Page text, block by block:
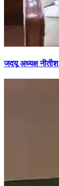
जदयू अध्यक्ष